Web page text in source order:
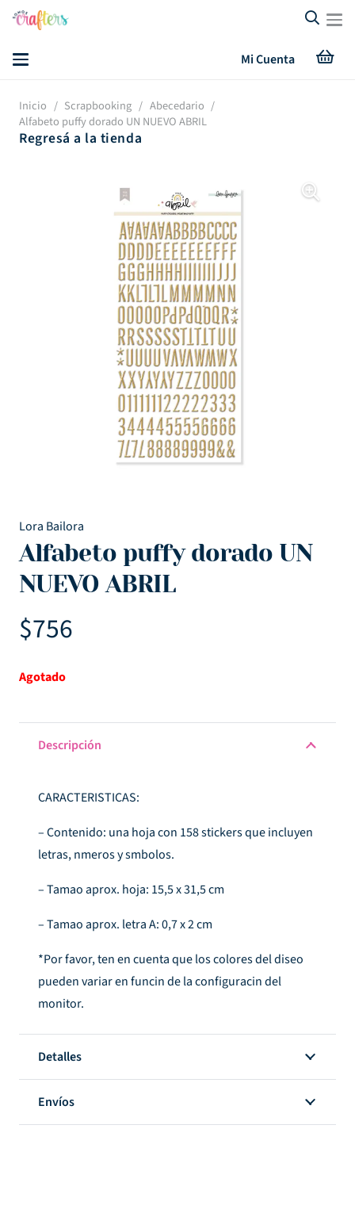
Mi Cuenta
Inicio / Scrapbooking / Abecedario /
Alfabeto puffy dorado UN NUEVO ABRIL
Regresá a la tienda
Lora Bailora
Alfabeto puffy dorado UN
NUEVO ABRIL
$756
Agotado
Descripción
CARACTERISTICAS:
– Contenido: una hoja con 158 stickers que incluyen
letras, nmeros y smbolos.
– Tamao aprox. hoja: 15,5 x 31,5 cm
– Tamao aprox. letra A: 0,7 x 2 cm
*Por favor, ten en cuenta que los colores del diseo
pueden variar en funcin de la configuracin del
monitor.
Detalles
Envíos